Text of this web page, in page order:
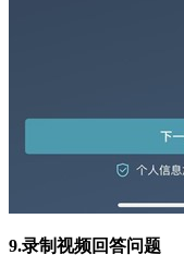
9.录制视频回答问题